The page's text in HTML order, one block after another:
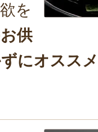
を
供
にオスス